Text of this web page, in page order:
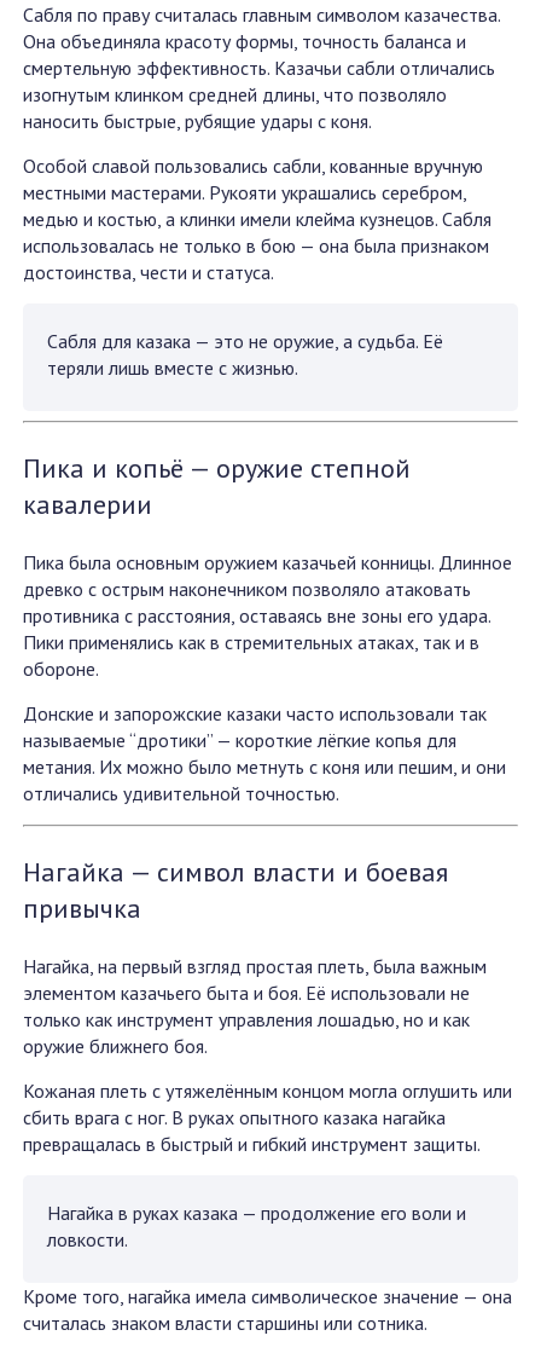
Сабля по праву считалась главным символом казачества.
Она объединяла красоту формы, точность баланса и
смертельную эффективность. Казачьи сабли отличались
изогнутым клинком средней длины, что позволяло
наносить быстрые, рубящие удары с коня.
Особой славой пользовались сабли, кованные вручную
местными мастерами. Рукояти украшались серебром,
медью и костью, а клинки имели клейма кузнецов. Сабля
использовалась не только в бою — она была признаком
достоинства, чести и статуса.
Сабля для казака — это не оружие, а судьба. Её
теряли лишь вместе с жизнью.
Пика и копьё — оружие степной
кавалерии
Пика была основным оружием казачьей конницы. Длинное
древко с острым наконечником позволяло атаковать
противника с расстояния, оставаясь вне зоны его удара.
Пики применялись как в стремительных атаках, так и в
обороне.
Донские и запорожские казаки часто использовали так
называемые “дротики” — короткие лёгкие копья для
метания. Их можно было метнуть с коня или пешим, и они
отличались удивительной точностью.
Нагайка — символ власти и боевая
привычка
Нагайка, на первый взгляд простая плеть, была важным
элементом казачьего быта и боя. Её использовали не
только как инструмент управления лошадью, но и как
оружие ближнего боя.
Кожаная плеть с утяжелённым концом могла оглушить или
сбить врага с ног. В руках опытного казака нагайка
превращалась в быстрый и гибкий инструмент защиты.
Нагайка в руках казака — продолжение его воли и
ловкости.
Кроме того, нагайка имела символическое значение — она
считалась знаком власти старшины или сотника.